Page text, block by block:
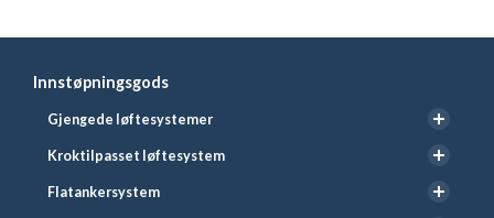
Innstøpningsgods
Gjengede løftesystemer
Kroktilpasset løftesystem
Flatankersystem